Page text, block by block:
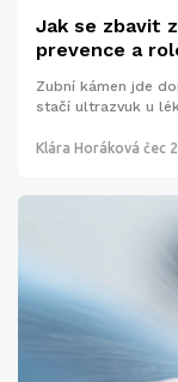
Jak se zbavit
prevence a
Zubní kámen jde
stačí ultrazvuk u
Klára Horáková čec